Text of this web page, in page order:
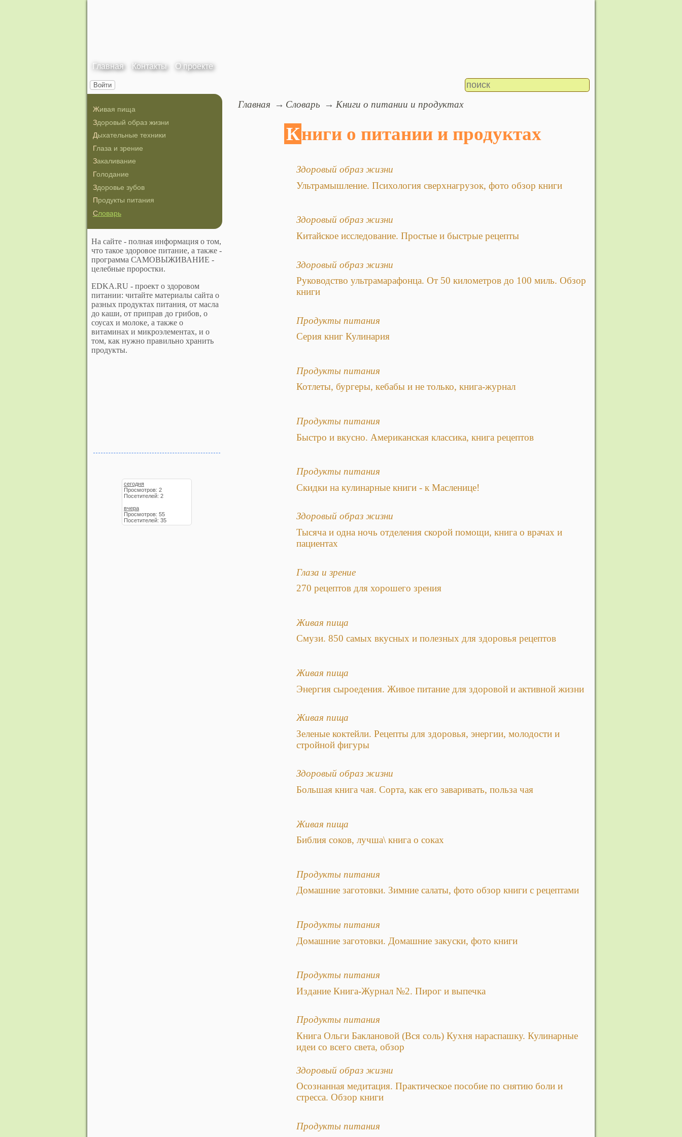
Главная Контакты О проекте
Войти
Живая пища
Здоровый образ жизни
Дыхательные техники
Глаза и зрение
Закаливание
Голодание
Здоровье зубов
Продукты питания
Словарь
На сайте - полная информация о том,
что такое здоровое питание, а также -
программа САМОВЫЖИВАНИЕ -
целебные проростки.
EDKA.RU - проект о здоровом
питании: читайте материалы сайта о
разных продуктах питания, от масла
до каши, от приправ до грибов, о
соусах и молоке, а также о
витаминах и микроэлементах, и о
том, как нужно правильно хранить
продукты.
сегодня
Просмотров: 2
Посетителей: 2
вчера
Просмотров: 55
Посетителей: 35
Главная Словарь Книги о питании и продуктах
Книги о питании и продуктах
Здоровый образ жизни
Ультрамышление. Психология сверхнагрузок, фото обзор книги
Здоровый образ жизни
Китайское исследование. Простые и быстрые рецепты
Здоровый образ жизни
Руководство ультрамарафонца. От 50 километров до 100 миль. Обзор
книги
Продукты питания
Серия книг Кулинария
Продукты питания
Котлеты, бургеры, кебабы и не только, книга-журнал
Продукты питания
Быстро и вкусно. Американская классика, книга рецептов
Продукты питания
Скидки на кулинарные книги - к Масленице!
Здоровый образ жизни
Тысяча и одна ночь отделения скорой помощи, книга о врачах и
пациентах
Глаза и зрение
270 рецептов для хорошего зрения
Живая пища
Смузи. 850 самых вкусных и полезных для здоровья рецептов
Живая пища
Энергия сыроедения. Живое питание для здоровой и активной жизни
Живая пища
Зеленые коктейли. Рецепты для здоровья, энергии, молодости и
стройной фигуры
Здоровый образ жизни
Большая книга чая. Сорта, как его заваривать, польза чая
Живая пища
Библия соков, лучша\ книга о соках
Продукты питания
Домашние заготовки. Зимние салаты, фото обзор книги с рецептами
Продукты питания
Домашние заготовки. Домашние закуски, фото книги
Продукты питания
Издание Книга-Журнал №2. Пирог и выпечка
Продукты питания
Книга Ольги Баклановой (Вся соль) Кухня нараспашку. Кулинарные
идеи со всего света, обзор
Здоровый образ жизни
Осознанная медитация. Практическое пособие по снятию боли и
стресса. Обзор книги
Продукты питания